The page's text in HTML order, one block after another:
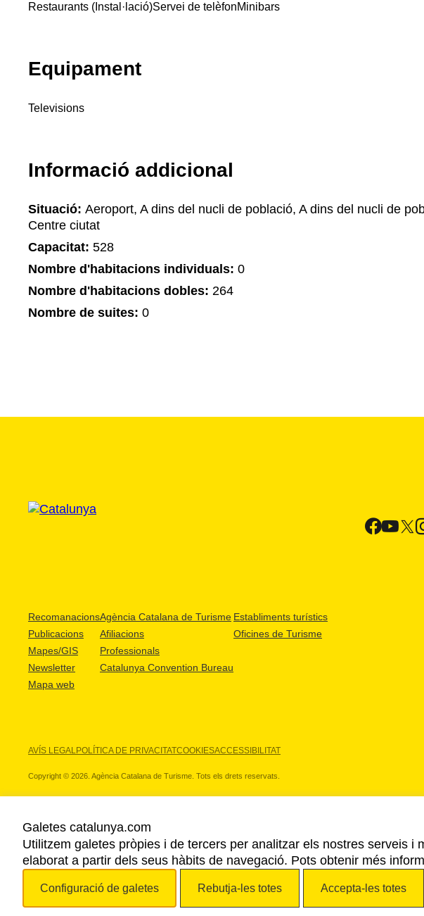
Restaurants (Instal·lació)Servei de telèfonMinibars
Equipament
Televisions
Informació addicional
Situació: Aeroport, A dins del nucli de població, A dins del nucli de
Centre ciutat
Capacitat: 528
Nombre d'habitacions individuals: 0
Nombre d'habitacions dobles: 264
Nombre de suites: 0
Recomanacions
Publicacions
Mapes/GIS
Newsletter
Mapa web
Agència Catalana de Turisme
Afiliacions
Professionals
Catalunya Convention Bureau
Establiments turístics
Oficines de Turisme
AVÍS LEGALPOLÍTICA DE PRIVACITATCOOKIESACCESSIBILITAT
Copyright © 2026. Agència Catalana de Turisme. Tots els drets reservats.
ELS NOSTRES PARTNERS
Galetes catalunya.com
Utilitzem galetes pròpies i de tercers per analitzar els nostres serveis
elaborat a partir dels seus hàbits de navegació. Pots obtenir més
Configuració de galetes Rebutja-les totes Accepta-les totes